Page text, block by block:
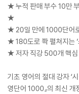
★ 누적 판매 부수 10만
★
★ 20일 만에 1000단어
★ 180도로 쫙 펼쳐지는
★ 저자 직강 500개 핵심
기초 영어의 절대 강자 ‘
영단어 1000』의 최신